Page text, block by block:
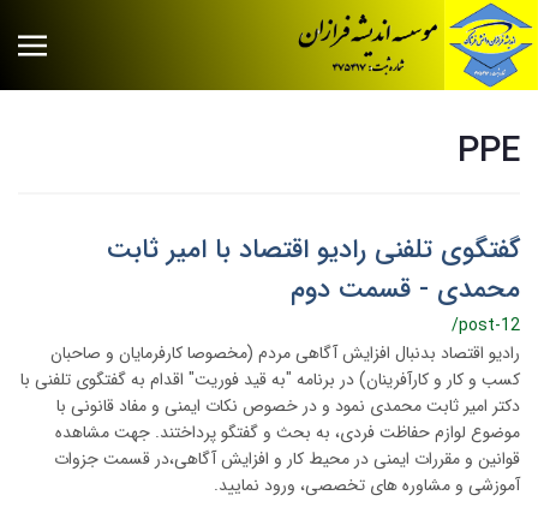
PPE
گفتگوی تلفنی رادیو اقتصاد با امیر ثابت
محمدی - قسمت دوم
/post-12
رادیو اقتصاد بدنبال افزایش آگاهی مردم (مخصوصا کارفرمایان و صاحبان
کسب و کار و کارآفرینان) در برنامه "به قید فوریت" اقدام به گفتگوی تلفنی با
دکتر امیر ثابت محمدی نمود و در خصوص نکات ایمنی و مفاد قانونی با
موضوع لوازم حفاظت فردی، به بحث و گفتگو پرداختند. جهت مشاهده
قوانین و مقررات ایمنی در محیط کار و افزایش آگاهی،در قسمت جزوات
آموزشی و مشاوره های تخصصی، ورود نمایید.